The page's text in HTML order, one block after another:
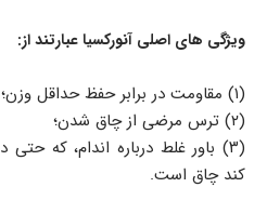
ویژگی های اصلی آنورکسیا عبارتند از:
(۱) مقاومت در برابر حفظ حداقل وزن؛
(۲) ترس مرضی از چاق شدن؛
(۳) باور غلط درباره اندام، که
کند چاق است.